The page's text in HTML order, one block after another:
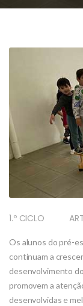
1.º CICLO
Os alunos do pré-
continuam a
desenvolvimento
promovem a
desenvolvidas e